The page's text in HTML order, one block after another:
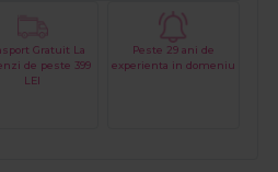
Gratuit La
de peste 399
LEI
Peste 29 ani de
experienta in domeniu